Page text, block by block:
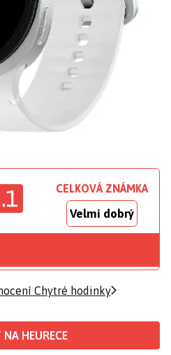
CELKOVÁ ZNÁMKA
Velmi dobrý
Chytré hodinky
HEURECE